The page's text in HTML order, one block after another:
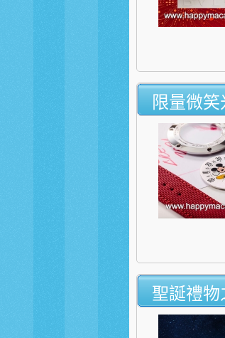
限量微
聖誕禮物